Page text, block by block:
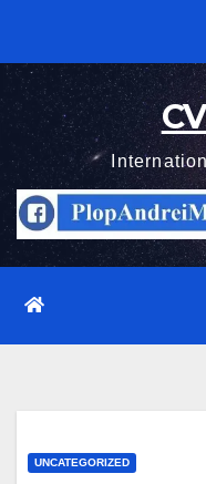
UNCATEGORIZED